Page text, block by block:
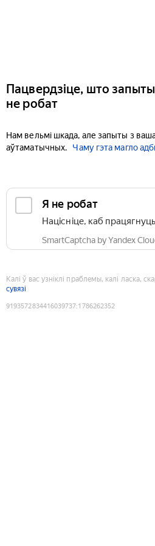
Пацвердзіце, што
не робат
Нам вельмі шкада, але запыты з
аўтаматычных.
Чаму гэта магло
Я не робат
Націсніце, каб працягнуць
SmartCaptcha by Yandex
Калі ў вас узніклі праблемы, калі ласка,
сувязі
9193572834416039737:1786262352